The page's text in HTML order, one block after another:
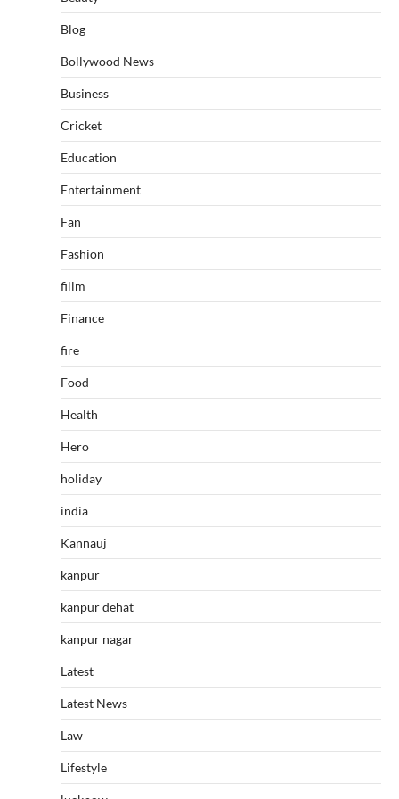
Blog
Bollywood News
Business
Cricket
Education
Entertainment
Fan
Fashion
fillm
Finance
fire
Food
Health
Hero
holiday
india
Kannauj
kanpur
kanpur dehat
kanpur nagar
Latest
Latest News
Law
Lifestyle